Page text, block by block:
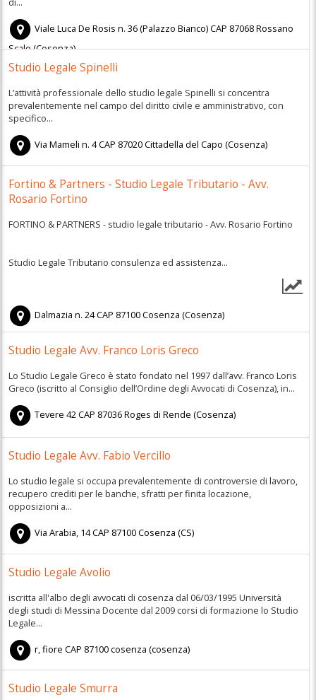
Viale Luca De Rosis n. 36 (Palazzo Bianco)CAP 87068Rossano
Scalo(Cosenza)
Studio Legale Spinelli
L’attività professionale dello studio legale Spinelli si concentra
prevalentemente nel campo del diritto civile e amministrativo, con
specifico...
Via Mameli n. 4CAP 87020Cittadella del Capo (Cosenza)
Fortino & Partners - Studio Legale Tributario - Avv.
Rosario Fortino
FORTINO & PARTNERS - studio legale tributario - Avv. Rosario Fortino
Studio Legale Tributario consulenza ed assistenza...
Dalmazia n. 24CAP 87100Cosenza (Cosenza)
Studio Legale Avv. Franco Loris Greco
Lo Studio Legale Greco è stato fondato nel 1997 dall’avv. Franco Loris
Greco (iscritto al Consiglio dell’Ordine degli Avvocati di Cosenza), in...
Tevere 42CAP 87036Roges di Rende (Cosenza)
Studio Legale Avv. Fabio Vercillo
Lo studio legale si occupa prevalentemente di controversie di lavoro,
recupero crediti per le banche, sfratti per finita locazione,
opposizioni a...
Via Arabia, 14CAP 87100Cosenza (CS)
Studio Legale Avolio
iscritta all'albo degli avvocati di cosenza dal 06/03/1995 Università
degli studi di Messina Docente dal 2009 corsi di formazione lo Studio
Legale...
r, fiore CAP 87100cosenza (cosenza)
Studio Legale Smurra